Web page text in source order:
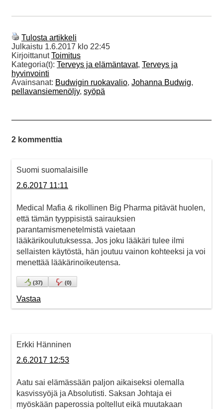
Tulosta artikkeli
Julkaistu 1.6.2017 klo 22:45
KirjoittanutToimitus
Kategoria(t): Terveys ja elämäntavat, Terveys ja
hyvinvointi
Avainsanat: Budwigin ruokavalio, Johanna Budwig,
pellavansiemenöljy, syöpä
2 kommenttia
Suomi suomalaisille
2.6.2017 11:11
Medical Mafia & rikollinen Big Pharma pitävät huolen,
että tämän tyyppisistä sairauksien
parantamismenetelmistä vaietaan
lääkärikoulutuksessa. Jos joku lääkäri tulee ilmi
sellaisten käytöstä, hän joutuu vainon kohteeksi ja voi
menettää lääkärinoikeutensa.
(37) (0)
Vastaa
Erkki Hänninen
2.6.2017 12:53
Aatu sai elämässään paljon aikaiseksi olemalla
kasvissyöjä ja Absolutisti. Saksan Johtaja ei
myöskään paperossia poltellut eikä muutakaan